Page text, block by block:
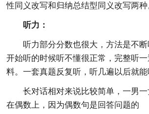
性同义改写和归纳总结型同义改写两种
听力：
听力部分分数也很大，方法是不
开始听的时候听不懂很正常，完整听
料。一套真题反复听，听几遍以后就能
长对话相对来说比较简单，一男
在偶数上，因为偶数句是回答问题的